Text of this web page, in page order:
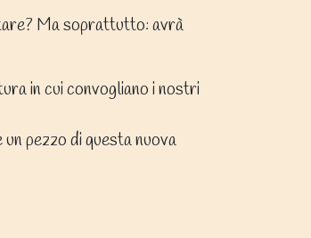
Ma soprattutto: avrà
in cui convogliano i nostri
pezzo di questa nuova